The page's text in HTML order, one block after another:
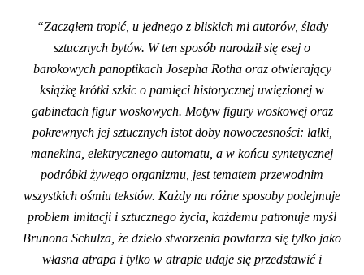
“Zacząłem tropić, u jednego z bliskich mi autorów, ślady
sztucznych bytów. W ten sposób narodził się esej o
barokowych panoptikach Josepha Rotha oraz otwierający
książkę krótki szkic o pamięci historycznej uwięzionej w
gabinetach figur woskowych. Motyw figury woskowej oraz
pokrewnych jej sztucznych istot doby nowoczesności: lalki,
manekina, elektrycznego automatu, a w końcu syntetycznej
podróbki żywego organizmu, jest tematem przewodnim
wszystkich ośmiu tekstów. Każdy na różne sposoby podejmuje
problem imitacji i sztucznego życia, każdemu patronuje myśl
Brunona Schulza, że dzieło stworzenia powtarza się tylko jako
własna atrapa i tylko w atrapie udaje się przedstawić i